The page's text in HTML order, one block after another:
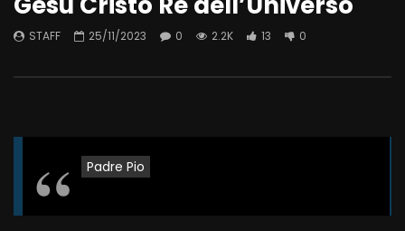
STAFF 25/11/2023 0 2.2K 13 0
Padre Pio